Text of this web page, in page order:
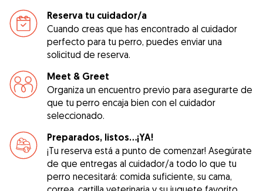
Reserva tu cuidador/a
Cuando creas que has encontrado al cuidador
perfecto para tu perro, puedes enviar una
solicitud de reserva.
Meet & Greet
Organiza un encuentro previo para asegurarte de
que tu perro encaja bien con el cuidador
seleccionado.
Preparados, listos...¡YA!
¡Tu reserva está a punto de comenzar! Asegúrate
de que entregas al cuidador/a todo lo que tu
perro necesitará: comida suficiente, su cama,